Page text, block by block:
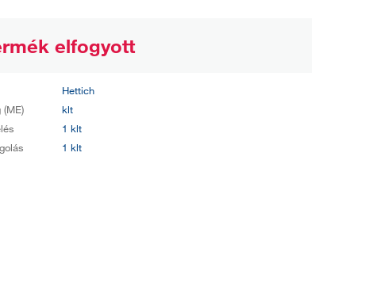
elfogyott
Hettich
(ME)
klt
1 klt
1 klt